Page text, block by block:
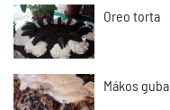
Oreo torta
Mákos